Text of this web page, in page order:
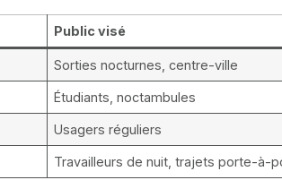
Public visé
Sorties nocturnes, centre-ville
Étudiants, noctambules
Usagers réguliers
Travailleurs de nuit, trajets porte-à-